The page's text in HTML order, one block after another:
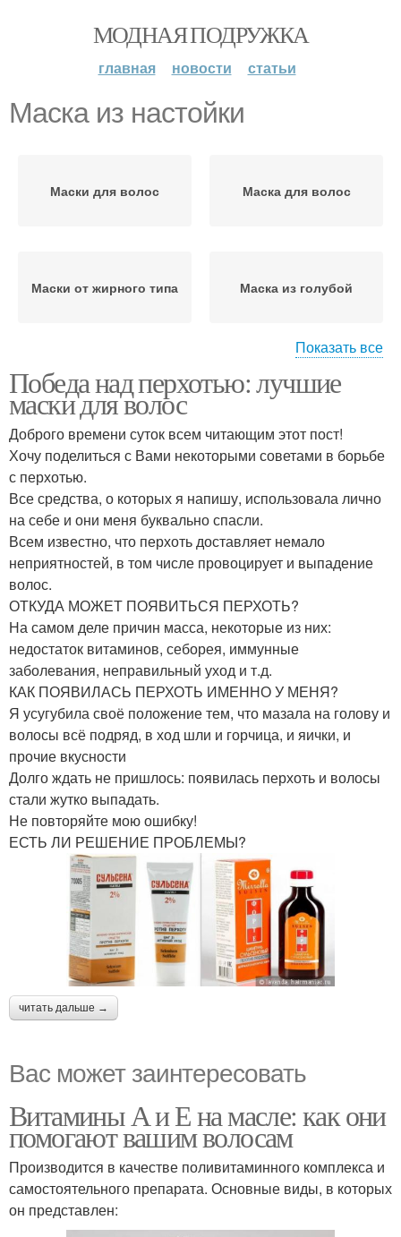
МОДНАЯ ПОДРУЖКА
главная новости статьи
Маска из настойки
Маски для волос Маска для волос
Маски от жирного типа Маска из голубой
Маска с луком Маски от сухого типа
Яичная маска
Маска из зелёных яблок
Маска от жирной
перхоти
Маска от перхоти
Маска против перхоти Маска для роста
Маска с крапивой
Показать все
Победа над перхотью: лучшие
маски для волос
Доброго времени суток всем читающим этот пост!
Хочу поделиться с Вами некоторыми советами в борьбе
с перхотью.
Все средства, о которых я напишу, использовала лично
на себе и они меня буквально спасли.
Всем известно, что перхоть доставляет немало
неприятностей, в том числе провоцирует и выпадение
волос.
ОТКУДА МОЖЕТ ПОЯВИТЬСЯ ПЕРХОТЬ?
На самом деле причин масса, некоторые из них:
недостаток витаминов, себорея, иммунные
заболевания, неправильный уход и т.д.
КАК ПОЯВИЛАСЬ ПЕРХОТЬ ИМЕННО У МЕНЯ?
Я усугубила своё положение тем, что мазала на голову и
волосы всё подряд, в ход шли и горчица, и яички, и
прочие вкусности
Долго ждать не пришлось: появилась перхоть и волосы
стали жутко выпадать.
Не повторяйте мою ошибку!
ЕСТЬ ЛИ РЕШЕНИЕ ПРОБЛЕМЫ?
читать дальше →
Вас может заинтересовать
Витамины А и Е на масле: как они
помогают вашим волосам
Производится в качестве поливитаминного комплекса и
самостоятельного препарата. Основные виды, в которых
он представлен: